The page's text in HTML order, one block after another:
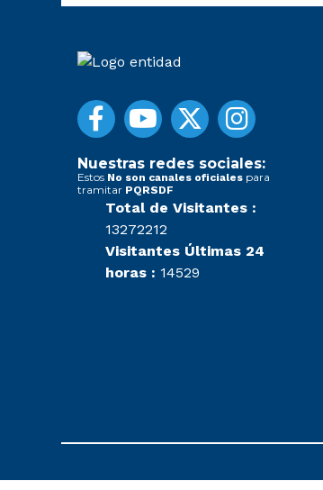
Nuestras redes sociales:
Estos No son canales oficiales para
tramitar PQRSDF
Total de Visitantes :
13272212
Visitantes Últimas 24
horas : 14529